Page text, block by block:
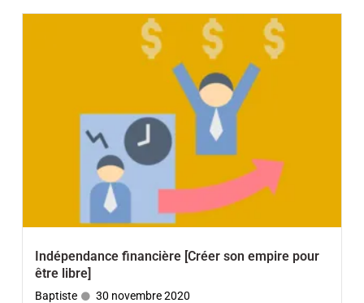
Indépendance financière [Créer son empire pour
être libre]
Baptiste
30 novembre 2020